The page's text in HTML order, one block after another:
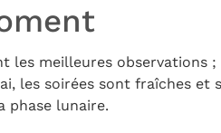
les meilleures observations
les soirées sont fraîches et
phase lunaire.